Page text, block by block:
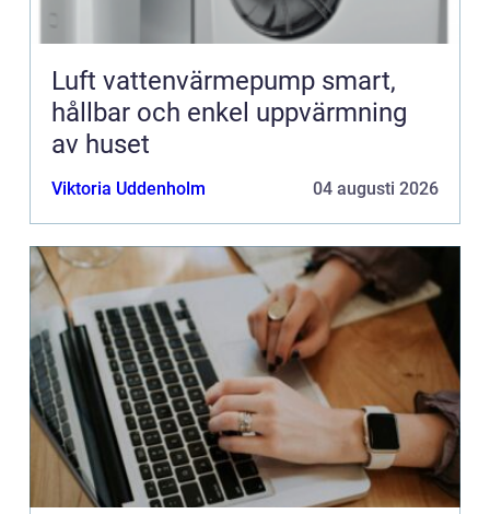
Luft vattenvärmepump smart,
hållbar och enkel uppvärmning
av huset
Viktoria Uddenholm 04 augusti 2026